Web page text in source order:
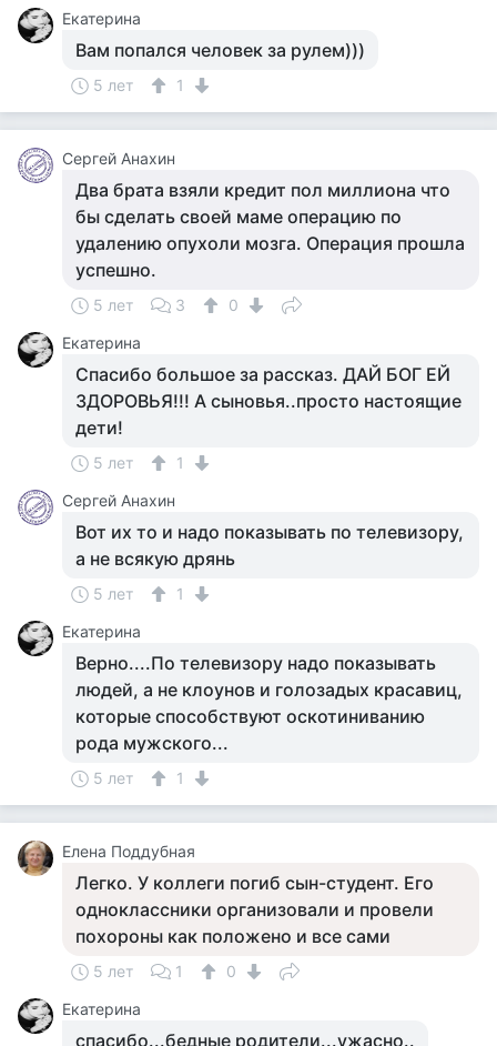
Екатерина
Вам попался человек за рулем)))
5 лет 1
Сергей Анахин
Два брата взяли кредит пол миллиона что
бы сделать своей маме операцию по
удалению опухоли мозга. Операция прошла
успешно.
5 лет 3
0
Екатерина
Спасибо большое за рассказ. ДАЙ БОГ ЕЙ
ЗДОРОВЬЯ!!! А сыновья..просто настоящие
дети!
5 лет
1
Сергей Анахин
Вот их то и надо показывать по телевизору,
а не всякую дрянь
5 лет
1
Екатерина
Верно....По телевизору надо показывать
людей, а не клоунов и голозадых красавиц,
которые способствуют оскотиниванию
рода мужского...
5 лет 1
Елена Поддубная
Легко. У коллеги погиб сын-студент. Его
одноклассники организовали и провели
похороны как положено и все сами
5 лет 1
0
Екатерина
спасибо...бедные родители...ужасно..